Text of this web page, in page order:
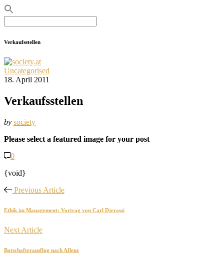
for:
Verkaufsstellen
Uncategorised
18. April 2011
Verkaufsstellen
by society
Please select a featured image for your post
0
{void}
Previous Article
Ethik im Management: Vortrag von Carl Djerassi
Next Article
Botschafterausflug nach Aflenz